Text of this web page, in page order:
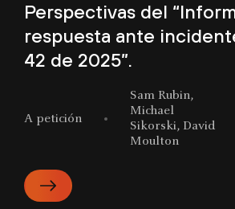
Perspectivas del
respuesta ante
42 de 2025”.
A petición
Sam Rubin,
Michael
Sikorski, David
Moulton